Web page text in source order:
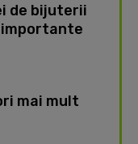
de bijuterii
importante
mai mult